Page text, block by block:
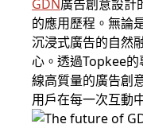
GDN廣告創意設計
的應用歷程。無論
沉浸式廣告的自然
心。透過Topkee
線高質量的廣告創
用戶在每一次互動